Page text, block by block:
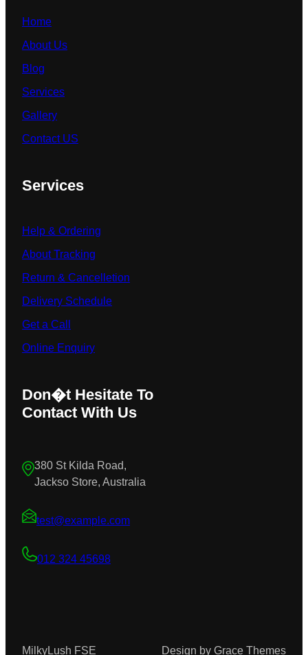
Home
About Us
Blog
Services
Gallery
Contact US
Services
Help & Ordering
About Tracking
Return & Cancelletion
Delivery Schedule
Get a Call
Online Enquiry
Don�t Hesitate To
Contact With Us
380 St Kilda Road,
Jackso Store, Australia
test@example.com
012 324 45698
MilkyLush FSE Design by Grace Themes